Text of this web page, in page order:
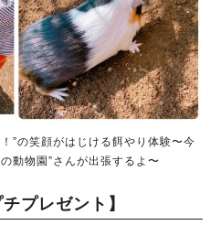
”の笑顔がはじける餌やり体験〜今
動物園”さんが出張するよ〜
プレゼント】
ーワード
#スイーツ#パン#カレー #柏駅